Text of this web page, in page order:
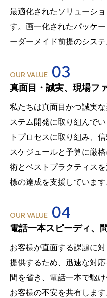
最適化されたソリューシ
す。画一化されたパッケ
ーダーメイド前提のシス
OUR VALUE 03
真面目・誠実、現場フ
私たちは真面目かつ誠実
ステム開発に取り組んで
トプロセスに取り組み、
スケジュールと予算に厳
術とベストプラクティス
標の達成を支援しています
OUR VALUE 04
電話一本スピーディ、
お客様が直面する課題に
提供するため、迅速な対
間を省き、電話一本で駆
お客様の不安を共有しま